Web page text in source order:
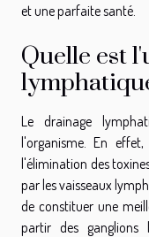
et une parfaite santé.
Quelle est
Le drainage
l'organisme. En
l'élimination des
par les vaisseaux
de constituer une
partir des ganglions